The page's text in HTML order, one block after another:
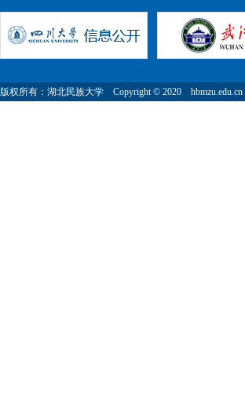
版权所有：湖北民族大学 Copyright © 2020